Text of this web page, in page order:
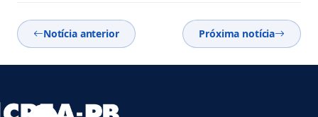
Notícia anterior Próxima notícia